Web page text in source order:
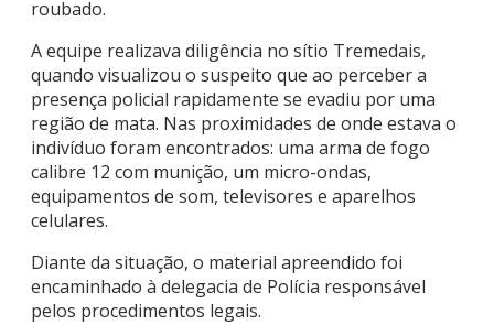
roubado.
A equipe realizava diligência no sítio Tremedais,
quando visualizou o suspeito que ao perceber a
presença policial rapidamente se evadiu por uma
região de mata. Nas proximidades de onde estava o
indivíduo foram encontrados: uma arma de fogo
calibre 12 com munição, um micro-ondas,
equipamentos de som, televisores e aparelhos
celulares.
Diante da situação, o material apreendido foi
encaminhado à delegacia de Polícia responsável
pelos procedimentos legais.